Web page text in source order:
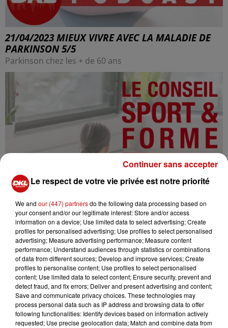
21/04/2023 MIEUX VIVRE AVEC LA MALADIE DE
PARKINSON 5/5
Parkinson chez les + de 60 ans
20/04/2023 MIEUX VIVRE AVEC LA MALADIE DE
PARKINSON 4/5
Les quinquas atteints de Parkinson
Le respect de votre vie privée est notre priorité
We and our (447) partnersdo the following data processing based on
your consent and/or our legitimate interest: Store and/or access
information on a device; Use limited data to select advertising; Create
profiles for personalised advertising; Use profiles to select personalised
advertising; Measure advertising performance; Measure content
performance; Understand audiences through statistics or combinations
of data from different sources; Develop and improve services; Create
profiles to personalise content; Use profiles to select personalised
content; Use limited data to select content; Ensure security, prevent and
detect fraud, and fix errors; Deliver and present advertising and content;
Save and communicate privacy choices. These technologies may
process personal data such as IP address and browsing data to offer
following functionalities: Identify devices based on information actively
requested; Use precise geolocation data; Match and combine data from
Continuer sans accepter